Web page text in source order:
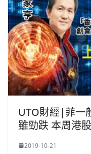
UTO財經|菲一
雖勁跌 本周港
2019-10-21